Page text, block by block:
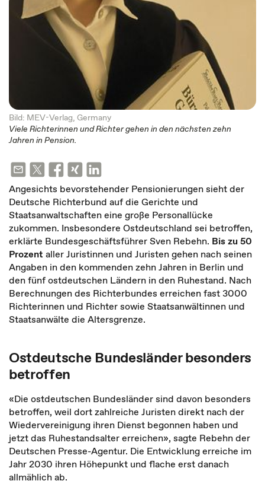
Bild: MEV-Verlag, Germany
Viele Richterinnen und Richter gehen in den nächsten zehn
Jahren in Pension.
Angesichts bevorstehender Pensionierungen sieht der
Deutsche Richterbund auf die Gerichte und
Staatsanwaltschaften eine große Personallücke
zukommen. Insbesondere Ostdeutschland sei betroffen,
erklärte Bundesgeschäftsführer Sven Rebehn. Bis zu 50
Prozent aller Juristinnen und Juristen gehen nach seinen
Angaben in den kommenden zehn Jahren in Berlin und
den fünf ostdeutschen Ländern in den Ruhestand. Nach
Berechnungen des Richterbundes erreichen fast 3000
Richterinnen und Richter sowie Staatsanwältinnen und
Staatsanwälte die Altersgrenze.
Ostdeutsche Bundesländer besonders
betroffen
«Die ostdeutschen Bundesländer sind davon besonders
betroffen, weil dort zahlreiche Juristen direkt nach der
Wiedervereinigung ihren Dienst begonnen haben und
jetzt das Ruhestandsalter erreichen», sagte Rebehn der
Deutschen Presse-Agentur. Die Entwicklung erreiche im
Jahr 2030 ihren Höhepunkt und flache erst danach
allmählich ab.